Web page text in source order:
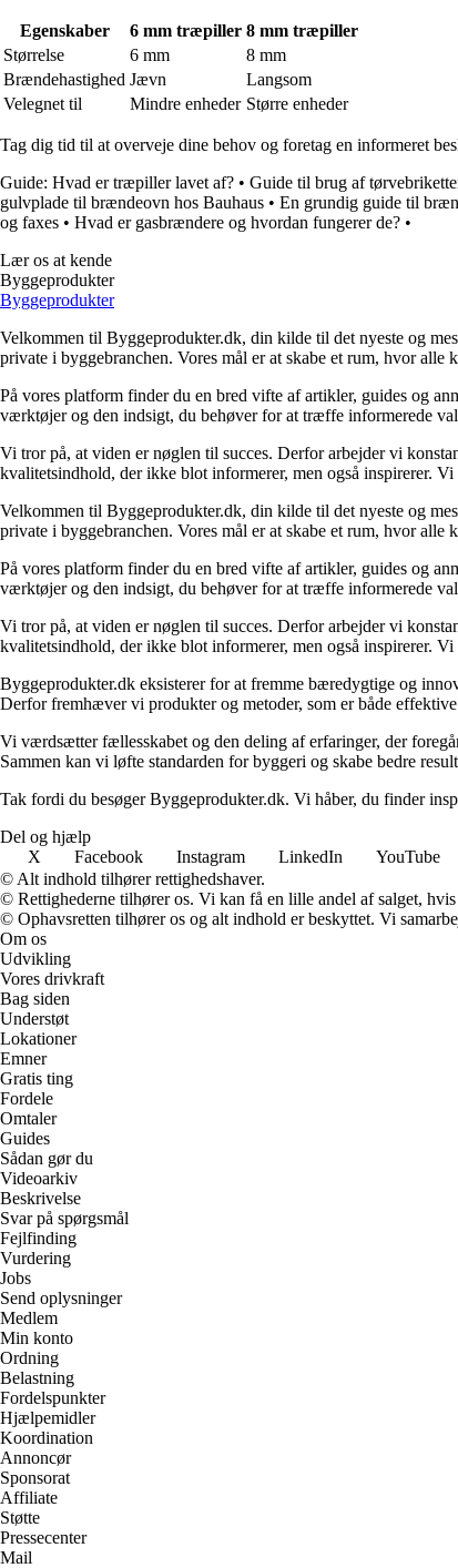
Egenskaber 6 mm træpiller 8 mm træpiller
Størrelse
6 mm
8 mm
Brændehastighed Jævn
Langsom
Velegnet til
Mindre enheder Større enheder
Tag dig tid til at overveje dine behov og foretag en informeret
Guide: Hvad er træpiller lavet af? • Guide til brug af
gulvplade til brændeovn hos Bauhaus • En grundig guide til
og faxes • Hvad er gasbrændere og hvordan fungerer de? •
Lær os at kende
Byggeprodukter
Byggeprodukter
Velkommen til Byggeprodukter.dk, din kilde til det nyeste og
private i byggebranchen. Vores mål er at skabe et rum, hvor
På vores platform finder du en bred vifte af artikler, guides og
værktøjer og den indsigt, du behøver for at træffe informerede
Vi tror på, at viden er nøglen til succes. Derfor arbejder vi
kvalitetsindhold, der ikke blot informerer, men også inspirerer.
Velkommen til Byggeprodukter.dk, din kilde til det nyeste og
private i byggebranchen. Vores mål er at skabe et rum, hvor
På vores platform finder du en bred vifte af artikler, guides og
værktøjer og den indsigt, du behøver for at træffe informerede
Vi tror på, at viden er nøglen til succes. Derfor arbejder vi
kvalitetsindhold, der ikke blot informerer, men også inspirerer.
Byggeprodukter.dk eksisterer for at fremme bæredygtige og
Derfor fremhæver vi produkter og metoder, som er både
Vi værdsætter fællesskabet og den deling af erfaringer, der
Sammen kan vi løfte standarden for byggeri og skabe bedre
Tak fordi du besøger Byggeprodukter.dk. Vi håber, du finder
Del og hjælp
X
Facebook Instagram LinkedIn YouTube
© Alt indhold tilhører rettighedshaver.
© Rettighederne tilhører os. Vi kan få en lille andel af salget,
© Ophavsretten tilhører os og alt indhold er beskyttet. Vi
Om os
Udvikling
Vores drivkraft
Bag siden
Understøt
Lokationer
Emner
Gratis ting
Fordele
Omtaler
Guides
Sådan gør du
Videoarkiv
Beskrivelse
Svar på spørgsmål
Fejlfinding
Vurdering
Jobs
Send oplysninger
Medlem
Min konto
Ordning
Belastning
Fordelspunkter
Hjælpemidler
Koordination
Annoncør
Sponsorat
Affiliate
Støtte
Pressecenter
Mail